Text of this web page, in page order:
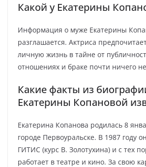
Какой у Екатерины
Информация о муже Екатерины
разглашается. Актриса
личную жизнь в тайне от
отношениях и браке почти ничего
Какие факты из
Екатерины Копановой
Екатерина Копанова родилась 8
городе Первоуральске. В 1987 году
ГИТИС (курс В. Золотухина) и с тех
работает в театре и кино. За свою